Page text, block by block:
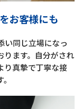
お客様にも
い同じ立場になっ
ります。自分がされ
り真摯で丁寧な接